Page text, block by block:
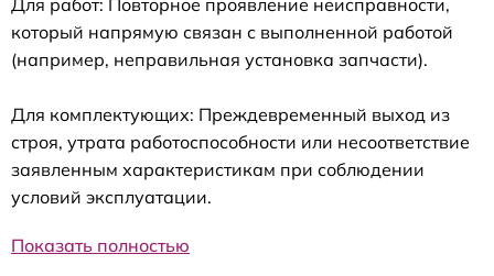
который напрямую связан с выполненной работой
(например, неправильная установка запчасти).
Для комплектующих: Преждевременный выход из
строя, утрата работоспособности или несоответствие
заявленным характеристикам при соблюдении
условий эксплуатации.
Показать полностью